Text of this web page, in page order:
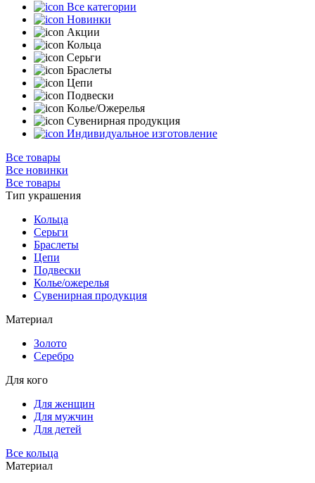
Все категории
Новинки
Акции
Кольца
Серьги
Браслеты
Цепи
Подвески
Колье/Ожерелья
Сувенирная продукция
Индивидуальное изготовление
Все товары
Все новинки
Все товары
Тип украшения
Кольца
Серьги
Браслеты
Цепи
Подвески
Колье/ожерелья
Сувенирная продукция
Материал
Золото
Серебро
Для кого
Для женщин
Для мужчин
Для детей
Все кольца
Материал